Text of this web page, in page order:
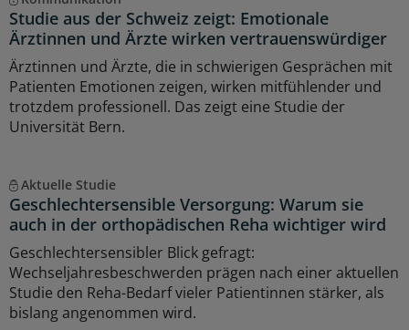
Studie aus der Schweiz zeigt: Emotionale
Ärztinnen und Ärzte wirken vertrauenswürdiger
Ärztinnen und Ärzte, die in schwierigen Gesprächen mit
Patienten Emotionen zeigen, wirken mitfühlender und
trotzdem professionell. Das zeigt eine Studie der
Universität Bern.
Aktuelle Studie
Geschlechtersensible Versorgung: Warum sie
auch in der orthopädischen Reha wichtiger wird
Geschlechtersensibler Blick gefragt:
Wechseljahresbeschwerden prägen nach einer aktuellen
Studie den Reha-Bedarf vieler Patientinnen stärker, als
bislang angenommen wird.